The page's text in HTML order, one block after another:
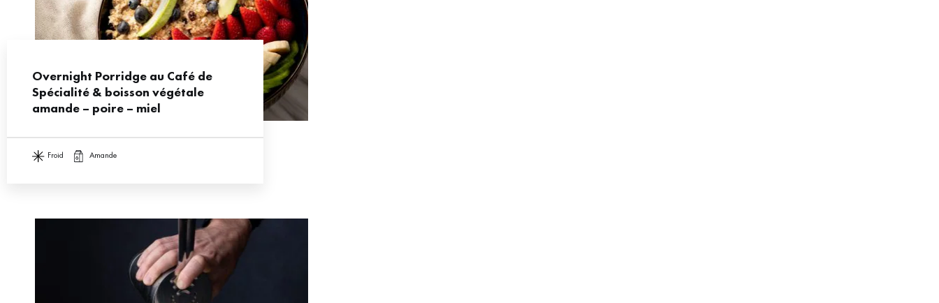
Overnight Porridge au Café de
Spécialité & boisson végétale
amande – poire – miel
froid amande